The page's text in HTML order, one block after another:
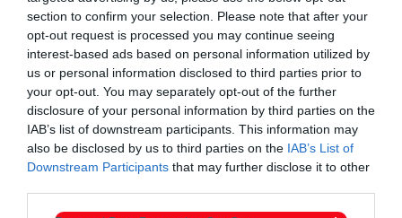
section to confirm your selection. Please note that after your
opt-out request is processed you may continue seeing
interest-based ads based on personal information utilized by
us or personal information disclosed to third parties prior to
your opt-out. You may separately opt-out of the further
disclosure of your personal information by third parties on the
IAB’s list of downstream participants. This information may
also be disclosed by us to third parties on the IAB’s List of
Downstream Participants that may further disclose it to other
παρακολούθησαν μία ολιγόλεπτη παρουσίαση και έπαιξαν το
κουίζ γνώσεων, επισκέφθηκαν τις εγκαταστάσεις της
Τράπεζας Τροφίμων Δράμας και έφτιαξαν δέματα με τρόφιμα
μακράς διάρκειας και προϊόντα προσωπικής υγιεινής. Μέσω
της διανομής των δεμάτων αυτών, επιτεύχθηκε η
ευαισθητοποίηση και η γνώση τους αναφορικά με την
σπατάλη τροφίμων και τις ανάγκες των ευάλωτων